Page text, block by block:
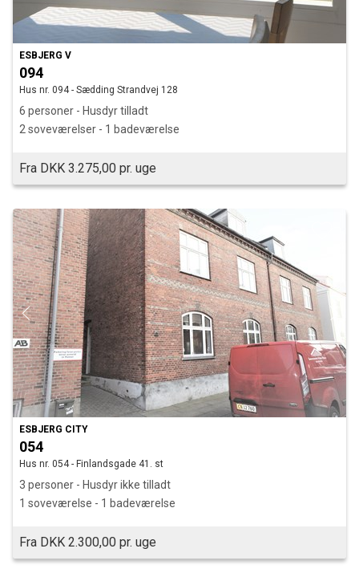
ESBJERG V
094
Hus nr. 094 - Sædding Strandvej 128
6 personer - Husdyr tilladt
2 soveværelser - 1 badeværelse
Fra DKK 3.275,00 pr. uge
ESBJERG CITY
054
Hus nr. 054 - Finlandsgade 41. st
3 personer - Husdyr ikke tilladt
1 soveværelse - 1 badeværelse
Fra DKK 2.300,00 pr. uge